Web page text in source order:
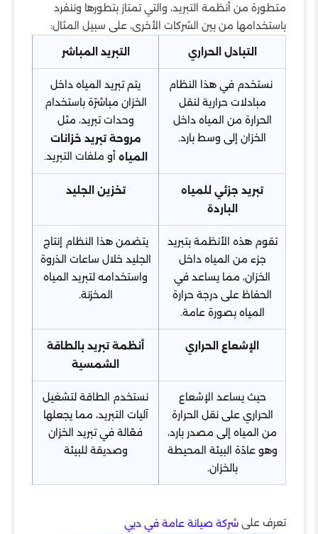
متطورة من أنظمة التبريد، والتي تمتاز بتطورها وننفرد
باستخدامها من بين الشركات الأخرى، على سبيل المثال:
التبادل الحراري التبريد المباشر
نستخدم في هذا النظام
مبادلات حرارية لنقل
الحرارة من المياه داخل
الخزان إلى وسط بارد.
يتم تبريد المياه داخل
الخزان مباشرًة باستخدام
وحدات تبريد، مثل
مروحة تبريد خزانات
المياه أو ملفات التبريد.
تبريد جزئي للمياه
الباردة
تخزين الجليد
تقوم هذه الأنظمة بتبريد
جزء من المياه داخل
الخزان، مما يساعد في
الحفاظ على درجة حرارة
المياه بصورة عامة.
يتضمن هذا النظام إنتاج
الجليد خلال ساعات الذروة
واستخدامه لتبريد المياه
المخزنة.
الإشعاع الحراري
أنظمة تبريد بالطاقة
الشمسية
حيث يساعد الإشعاع
الحراري على نقل الحرارة
من المياه إلى مصدر بارد،
وهو عادًة البيئة المحيطة
بالخزان.
نستخدم الطاقة لتشغيل
آليات التبريد، مما يجعلها
فعّالة في تبريد الخزان
وصديقة للبيئة
تعرف على شركة صيانة عامة في دبي